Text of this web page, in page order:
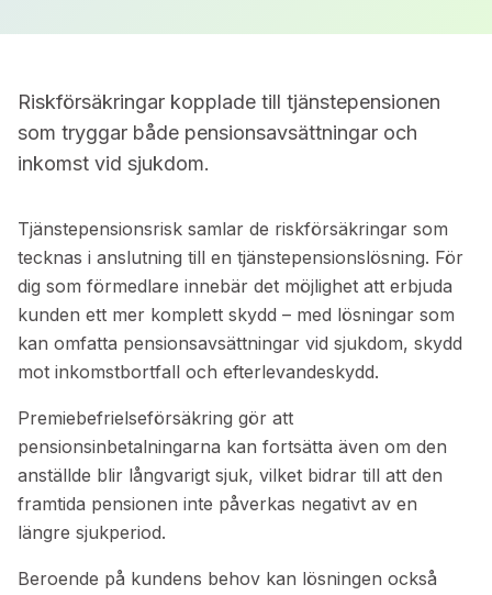
Riskförsäkringar kopplade till tjänstepensionen
som tryggar både pensionsavsättningar och
inkomst vid sjukdom.
Tjänstepensionsrisk samlar de riskförsäkringar som
tecknas i anslutning till en tjänstepensionslösning. För
dig som förmedlare innebär det möjlighet att erbjuda
kunden ett mer komplett skydd – med lösningar som
kan omfatta pensionsavsättningar vid sjukdom, skydd
mot inkomstbortfall och efterlevandeskydd.
Premiebefrielseförsäkring gör att
pensionsinbetalningarna kan fortsätta även om den
anställde blir långvarigt sjuk, vilket bidrar till att den
framtida pensionen inte påverkas negativt av en
längre sjukperiod.
Beroende på kundens behov kan lösningen också